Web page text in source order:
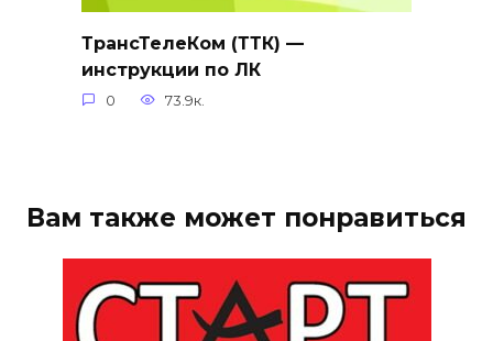
ТрансТелеКом (ТТК) —
инструкции по ЛК
0 73.9к.
Вам также может понравиться